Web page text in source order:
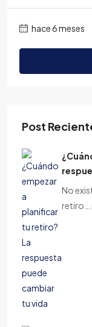
hace 6 meses
Post
No
retiro…